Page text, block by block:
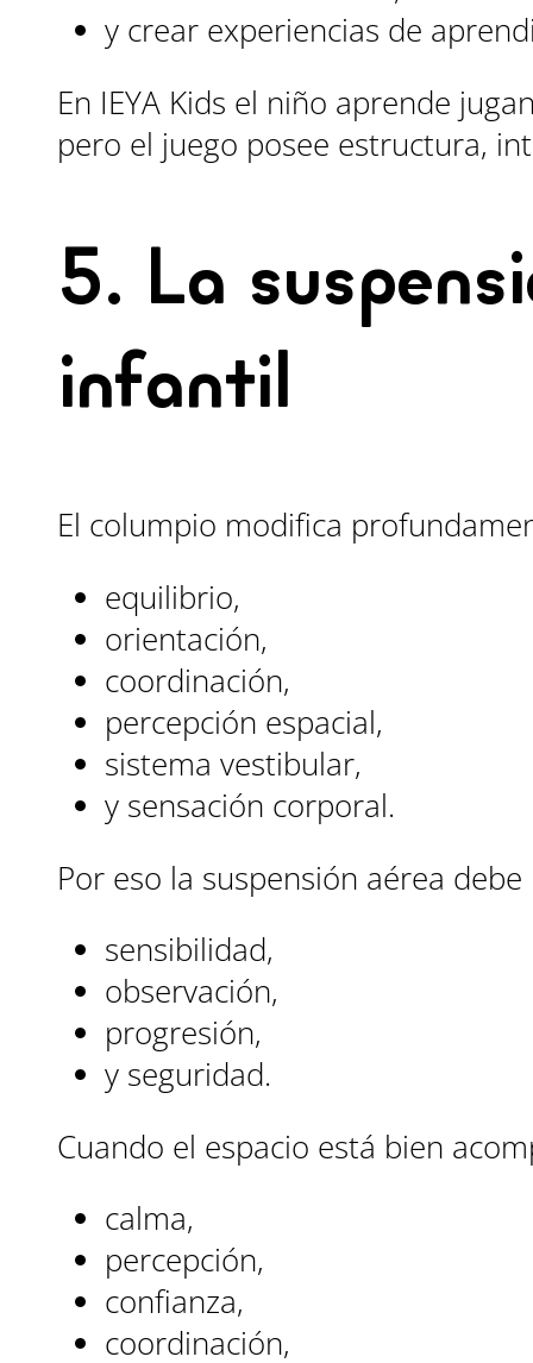
y crear experiencias de
En IEYA Kids el niño aprende
pero el juego posee estructura,
5. La
infantil
El columpio modifica
equilibrio,
orientación,
coordinación,
percepción espacial,
sistema vestibular,
y sensación corporal.
Por eso la suspensión aérea
sensibilidad,
observación,
progresión,
y seguridad.
Cuando el espacio está bien
calma,
percepción,
confianza,
coordinación,